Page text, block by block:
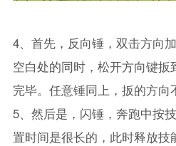
4、首先，反向锤，双击方向
空白处的同时，松开方向键扳
完毕。任意锤同上，扳的方向
5、然后是，闪锤，奔跑中按
置时间是很长的，此时释放技